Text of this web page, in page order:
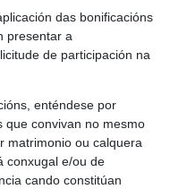
das bonificacións
presentar a
de participación na
enténdese por
que convivan no mesmo
matrimonio ou calquera
conxugal e/ou de
cando constitúan